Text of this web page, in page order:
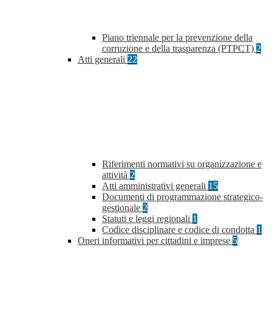
Piano triennale per la prevenzione della
corruzione e della trasparenza (PTPCT) 2
Atti generali 22
Riferimenti normativi su organizzazione e
attività 2
Atti amministrativi generali 15
Documenti di programmazione strategico-
gestionale 2
Statuti e leggi regionali 1
Codice disciplinare e codice di condotta 1
Oneri informativi per cittadini e imprese 5